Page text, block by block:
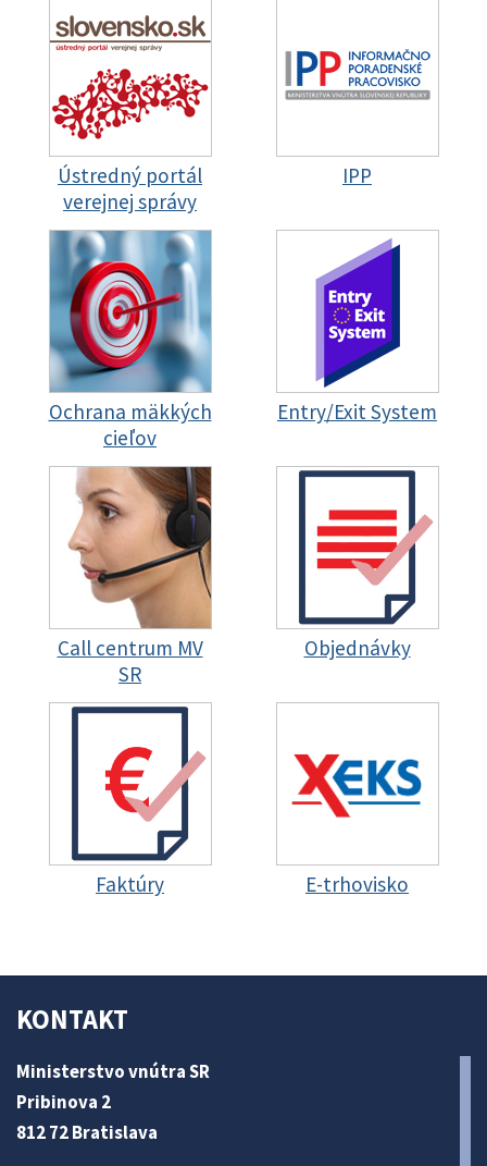
Ústredný portál
verejnej správy
IPP
Ochrana mäkkých
cieľov
Entry/Exit System
Call centrum MV
SR
Objednávky
Faktúry E-trhovisko
KONTAKT
Ministerstvo vnútra SR
Pribinova 2
812 72 Bratislava